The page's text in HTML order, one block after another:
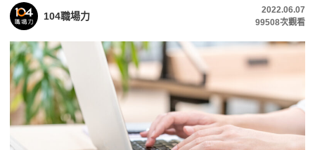
104職場力
2022.06.07
99508次觀看